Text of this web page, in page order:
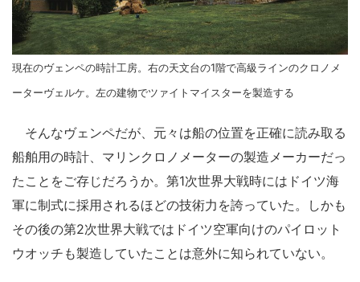
現在のヴェンペの時計工房。右の天文台の1階で高級ラインのクロノメ
ーターヴェルケ。左の建物でツァイトマイスターを製造する
そんなヴェンペだが、元々は船の位置を正確に読み取る
船舶用の時計、マリンクロノメーターの製造メーカーだっ
たことをご存じだろうか。第1次世界大戦時にはドイツ海
軍に制式に採用されるほどの技術力を誇っていた。しかも
その後の第2次世界大戦ではドイツ空軍向けのパイロット
ウオッチも製造していたことは意外に知られていない。